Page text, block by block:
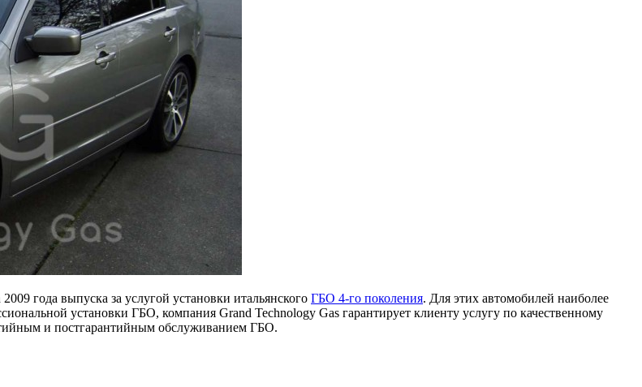
года выпуска за услугой установки итальянского ГБО 4-го поколения. Для этих автомобилей наиболее
установки ГБО, компания Grand Technology Gas гарантирует клиенту услугу по качественному
и постгарантийным обслуживанием ГБО.